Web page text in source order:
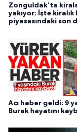
Zonguldak'ta
yakıyor: İşte kiralık
piyasasındaki son
Acı haber geldi: 9
Burak hayatını